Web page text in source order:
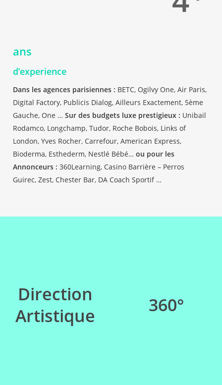
ans
d’experience
Dans les agences parisiennes : BETC, Ogilvy One, Air Paris,
Digital Factory, Publicis Dialog, Ailleurs Exactement, 5ème
Gauche, One … Sur des budgets luxe prestigieux : Unibail
Rodamco, Longchamp, Tudor, Roche Bobois, Links of
London, Yves Rocher, Carrefour, American Express,
Bioderma, Esthederm, Nestlé Bébé… ou pour les
Annonceurs : 360Learning, Casino Barrière – Perros
Guirec, Zest, Chester Bar, DA Coach Sportif …
Direction
Artistique
360°